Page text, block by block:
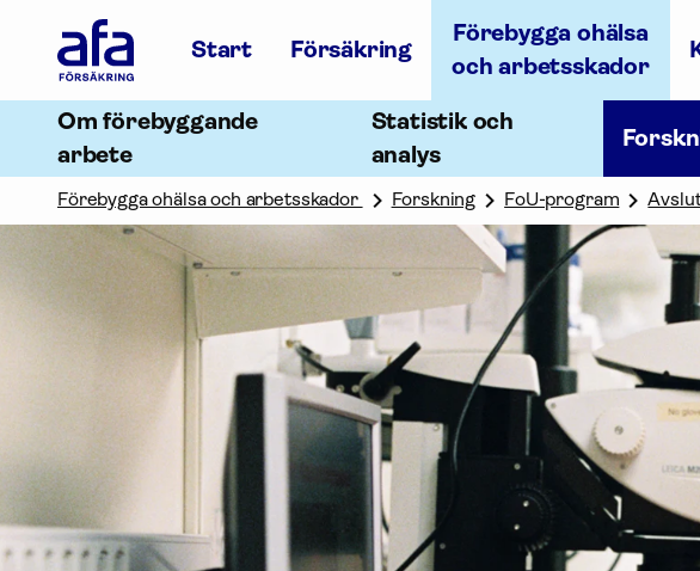
Försäkring
Gå
till
startsidan
Start Försäkring
Förebygga ohälsa
och arbetsskador
Om förebyggande
arbete
Statistik och
analys
Förebygga ohälsa och arbetsskador Forskning FoU-program